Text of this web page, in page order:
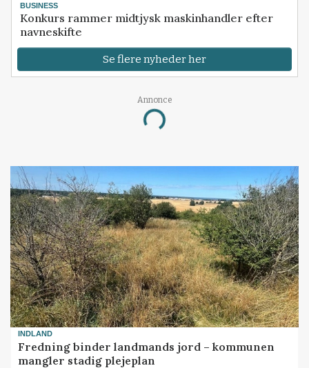
BUSINESS
Konkurs rammer midtjysk maskinhandler efter
navneskifte
Se flere nyheder her
Annonce
Loading...
INDLAND
Fredning binder landmands jord – kommunen
mangler stadig plejeplan